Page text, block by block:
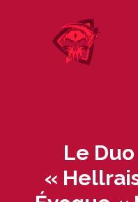
Le
«